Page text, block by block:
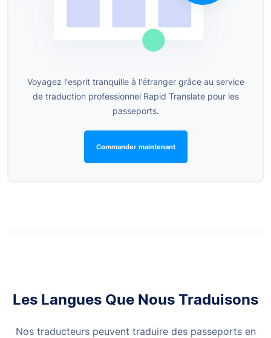
Voyagez l'esprit tranquille à l'étranger grâce au service
de traduction professionnel Rapid Translate pour les
passeports.
Commander maintenant
Les Langues Que Nous Traduisons
Nos traducteurs peuvent traduire des passeports en